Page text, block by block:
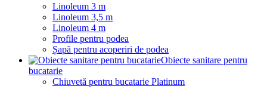
Linoleum 3 m
Linoleum 3,5 m
Linoleum 4 m
Profile pentru podea
Șapă pentru acoperiri de podea
Obiecte sanitare pentru
bucatarie
Chiuvetă pentru bucatarie Platinum